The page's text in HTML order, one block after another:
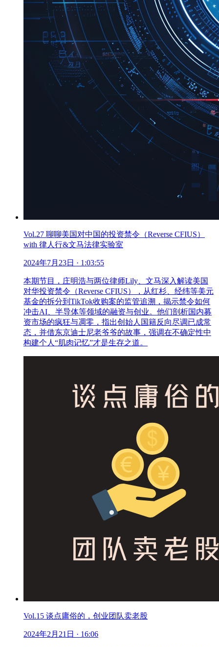
Vol.27 聊聊美国对中国的投资禁令（Reverse CFIUS）
with 律人行&文马法律实验室
2024年7月23日 · 1:03:55
本期节目，庄明浩与两位律师Lily、文马深入解读美国
对华投资禁令（Reverse CFIUS），从红杉、经纬等美元
基金的拆分到TikTok收购案的监管追溯，揭示禁令如何
冲击AI、半导体等领域的融资与创业。他们剖析国内募
资市场的疯狂与凋零，指出创始人国籍反向尽调已成常
态，并借东京迪士尼老爷爷的故事，强调在不确定性中
构建个人“肌肉记忆”才是生存之道。
Vol.15 谈点庸俗的，创业团队卖老股
2024年2月21日 · 16:06